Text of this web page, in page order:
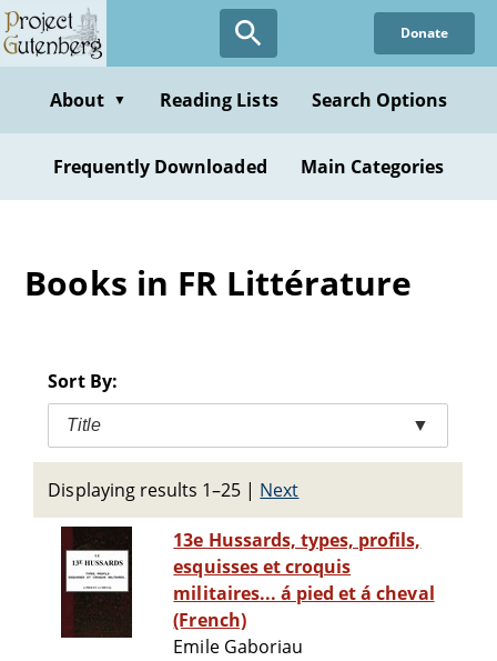
Skip
to
content
Donate
About ▼ Reading Lists Search Options
Frequently Downloaded Main Categories
Books in FR Littérature
Sort By:
Title ▼
Displaying results 1–25 | Next
13e Hussards, types, profils,
esquisses et croquis
militaires... á pied et á cheval
(French)
Emile Gaboriau